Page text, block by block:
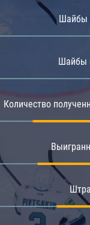
Шайбы
Шайбы
Количество